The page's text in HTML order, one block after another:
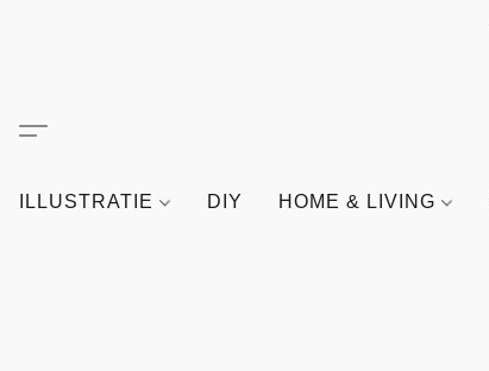
ILLUSTRATIE DIY HOME & LIVING